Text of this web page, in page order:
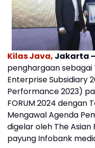
Kilas Java, Jakarta –
penghargaan sebagai
Enterprise Subsidiary
Performance 2023)
FORUM 2024 dengan
Mengawal Agenda
digelar oleh The
payung Infobank